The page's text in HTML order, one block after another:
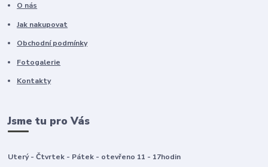
O nás
Jak nakupovat
Obchodní podmínky
Fotogalerie
Kontakty
Jsme tu pro Vás
Uterý - Čtvrtek - Pátek - otevřeno 11 - 17hodin